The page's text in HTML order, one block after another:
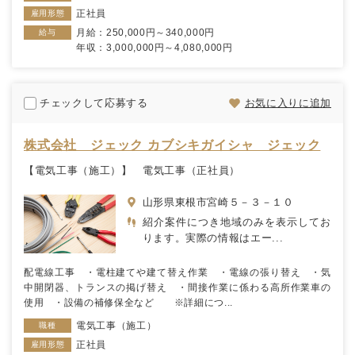
雇用形態 正社員
給与
月給：250,000円～340,000円
年収：3,000,000円～4,080,000円
チェックして応募する お気に入りに追加
株式会社 ジェック カブシキガイシャ ジェック
【電気工事（施工）】 電気工事（正社員）
山形県東根市宮崎５－３－１０
紹介案件につき地域のみを表示してお
ります。実際の情報はエー...
配電線工事 ・電柱建てや建て替え作業 ・電線の張り替え ・気
中開閉器、トランスの掲げ替え ・間接作業に係わる高所作業車の
使用 ・設備の補修保全など ※詳細につ...
職種 電気工事（施工）
雇用形態 正社員